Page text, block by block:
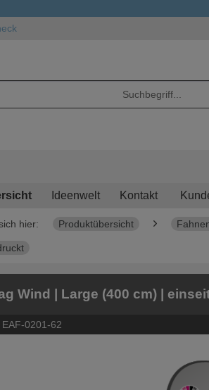
Ideenwelt Kontakt
hier: Produktübersicht
Wind | Large (400 cm) |
EAF-0201-62